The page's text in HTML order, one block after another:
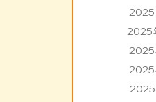
2025
2025
2025
2025
2025